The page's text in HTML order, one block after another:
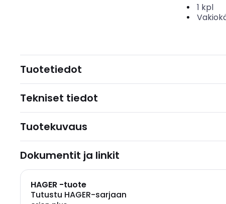
1 kpl
Tuotetiedot
Tekniset tiedot
Tuotekuvaus
Dokumentit ja linkit
HAGER -tuote
Tutustu HAGER-sarjaan